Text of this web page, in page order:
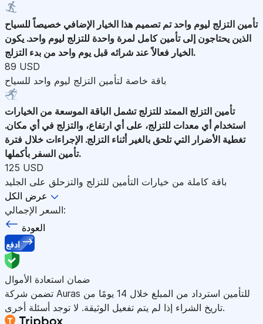
تأمين التزلج ليوم واحد تم تصميم هذا الخيار الإضافي خصيصاً للسياح
الذين يحتاجون إلى تأمين كامل لمرة واحدة للتزلج ليوم واحد. يكون
الخيار فعالاً عند شرائه قبل يوم واحد من بدء التزلج.
89 USD
باقة خاصة لتأمين التزلج ليوم واحد للسياح
تأمين التزلج الممتد للتزلج تشمل الباقة الموسعة من الخيارات
استخدام أي معدات للتزلج، على أي ارتفاع، والتزلج في أي مكان.
تغطية الأضرار التي تلحق بالغير أثناء التزلج. الإجراءات خلال فترة
تأمين السفر بأكملها.
125 USD
باقة كاملة من خيارات التأمين للتزلج والتزحلق على الجليد
عرض الكل
السعر الإجمالي:
العودة
ادفع
ضمان استعادة الأموال
تضمن شركة Auras للتأمين استرداد من المبلغ خلال 14 يومًا من
تاريخ الشراء إذا لم يتم تفعيل الوثيقة. لا توجد أسئلة أخرى.